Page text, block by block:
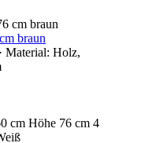
braun
Material: Holz,